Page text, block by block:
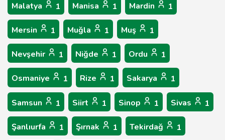
Malatya 1 Manisa 1 Mardin 1
Mersin 1 Muğla 1 Muş 1
Nevşehir 1 Niğde 1 Ordu 1
Osmaniye 1 Rize 1 Sakarya 1
Samsun 1 Siirt 1 Sinop 1 Sivas 1
Şanlıurfa 1 Şırnak 1 Tekirdağ 1